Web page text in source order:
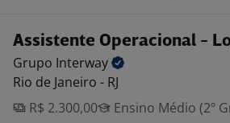
Assistente Operacional -
Grupo Interway
Rio de Janeiro - RJ
R$ 2.300,00
Ensino Médio (2º